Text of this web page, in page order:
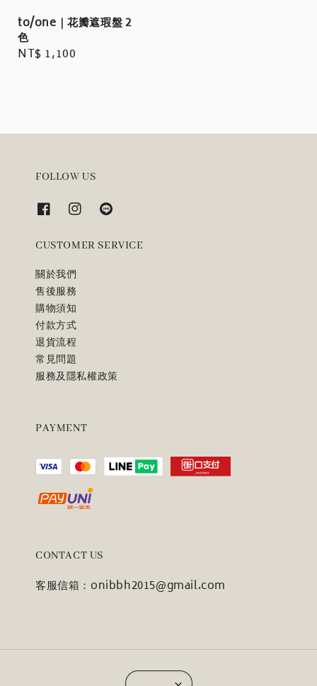
to/one｜花瓣遮瑕盤 2
色
Regular
NT$ 1,100
FOLLOW US
CUSTOMER SERVICE
關於我們
售後服務
購物須知
付款方式
退貨流程
常見問題
服務及隱私權政策
PAYMENT
CONTACT US
客服信箱：onibbh2015@gmail.com